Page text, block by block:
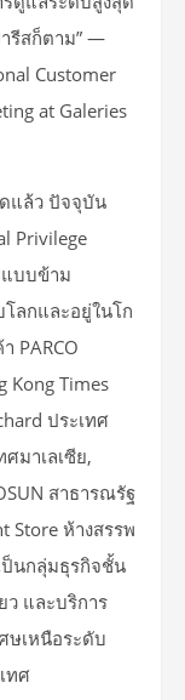
รีสก็ตาม” —
Customer
at Galeries
แล้ว ปัจจุบัน
Privilege
บบข้าม
ลกและอยู่ในโก
PARCO
Kong Times
ประเทศ
มาเลเซีย,
สาธารณรัฐ
Store ห้างสรรพ
ป็นกลุ่มธุรกิจชั้น
ว และบริการ
ษเหนือระดับ
ทศ